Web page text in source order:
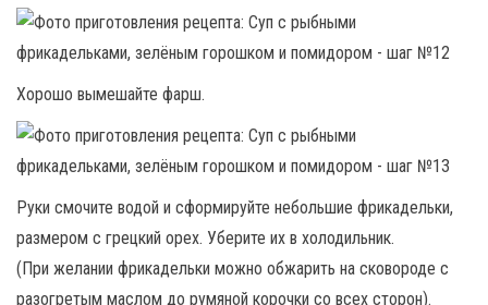
Хорошо вымешайте фарш.
Руки смочите водой и сформируйте небольшие фрикадельки,
размером с грецкий орех. Уберите их в холодильник.
(При желании фрикадельки можно обжарить на сковороде с
разогретым маслом до румяной корочки со всех сторон).